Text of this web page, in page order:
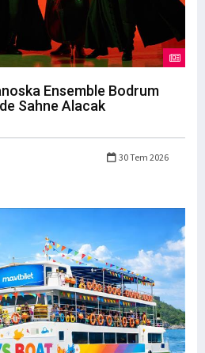
Ensemble Bodrum
Sahne Alacak
30 Tem 2026